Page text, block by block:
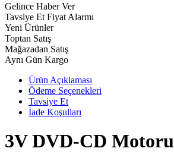
Gelince Haber Ver
Tavsiye Et Fiyat Alarmı
Yeni Ürünler
Toptan Satış
Mağazadan Satış
Aynı Gün Kargo
Ürün Açıklaması
Ödeme Seçenekleri
Tavsiye Et
İade Koşulları
3V DVD-CD Motoru